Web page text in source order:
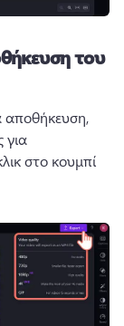
του
αποθήκευση,
για
στο κουμπί